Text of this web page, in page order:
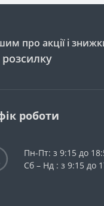
про акції і
роботи
Пн-Пт: з 9:15 до
Сб – Нд : з 9:15 до